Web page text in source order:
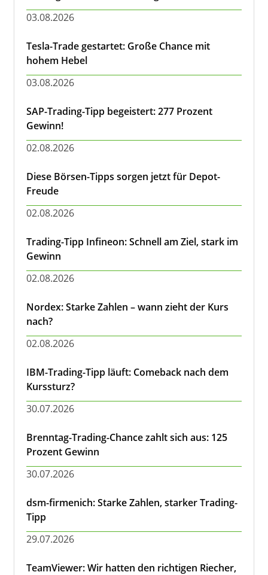
03.08.2026
Tesla-Trade gestartet: Große Chance mit
hohem Hebel
03.08.2026
SAP-Trading-Tipp begeistert: 277 Prozent
Gewinn!
02.08.2026
Diese Börsen-Tipps sorgen jetzt für Depot-
Freude
02.08.2026
Trading-Tipp Infineon: Schnell am Ziel, stark im
Gewinn
02.08.2026
Nordex: Starke Zahlen – wann zieht der Kurs
nach?
02.08.2026
IBM-Trading-Tipp läuft: Comeback nach dem
Kurssturz?
30.07.2026
Brenntag-Trading-Chance zahlt sich aus: 125
Prozent Gewinn
30.07.2026
dsm-firmenich: Starke Zahlen, starker Trading-
Tipp
29.07.2026
TeamViewer: Wir hatten den richtigen Riecher,